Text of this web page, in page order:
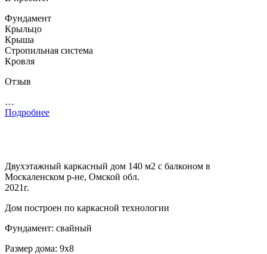
Фундамент
Крыльцо
Крыша
Стропильная система
Кровля
Отзыв
…
Подробнее
Двухэтажный каркасный дом 140 м2 с балконом в
Москаленском р-не, Омской обл.
2021г.
Дом построен по каркасной технологии
Фундамент: свайный
Размер дома: 9х8